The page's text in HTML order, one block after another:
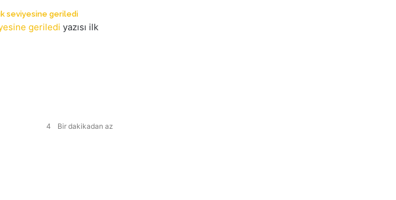
seviyesine geriledi
geriledi yazısı ilk
4 Bir dakikadan az